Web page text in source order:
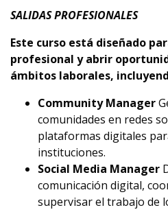
SALIDAS PROFESIONALES
Este curso está diseñado
profesional y abrir
ámbitos laborales,
Community Manager
comunidades en redes
plataformas digitales
instituciones.
Social Media Manager
comunicación digital,
supervisar el trabajo de